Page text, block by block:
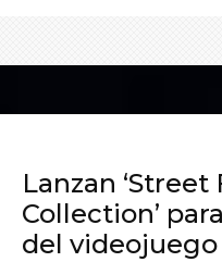
Lanzan
Collection’
del videojuego